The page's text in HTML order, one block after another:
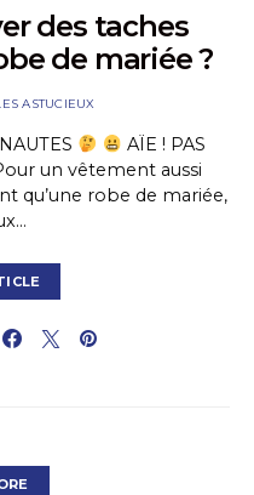
des taches
de mariée ?
ASTUCIEUX
AÏE ! PAS
un vêtement aussi
qu’une robe de mariée,